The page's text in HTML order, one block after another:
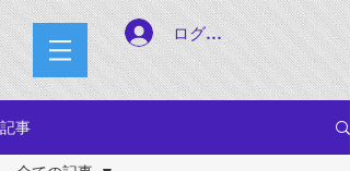
ログイン
記事